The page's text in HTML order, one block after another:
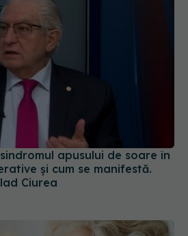
și cum se manifestă.
Ciurea